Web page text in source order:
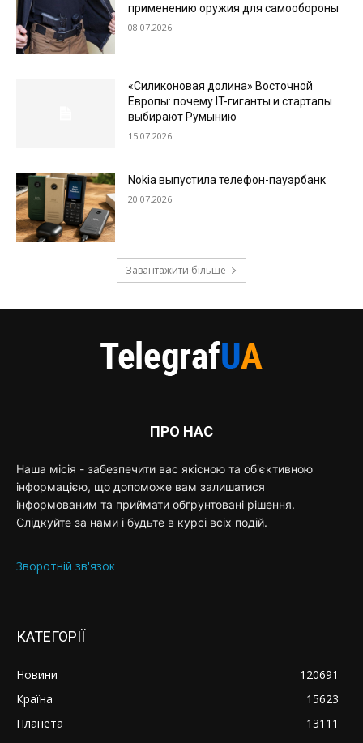
применению оружия для самообороны
08.07.2026
«Силиконовая долина» Восточной
Европы: почему IT-гиганты и стартапы
выбирают Румынию
15.07.2026
Nokia выпустила телефон-пауэрбанк
20.07.2026
Завантажити більше
ПРО НАС
Наша місія - забезпечити вас якісною та об'єктивною
інформацією, що допоможе вам залишатися
інформованим та приймати обґрунтовані рішення.
Слідкуйте за нами і будьте в курсі всіх подій.
Зворотній зв'язок
КАТЕГОРІЇ
Новини
120691
Країна
15623
Планета
13111